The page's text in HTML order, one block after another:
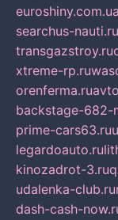
euroshiny.com.ua
searchus-nauti.ru
transgazstroy.ru
xtreme-rp.ru
orenferma.ru
backstage-682-
prime-cars63.ru
legardoauto.ru
kinozadrot-3.ru
udalenka-club.ru
dash-cash-